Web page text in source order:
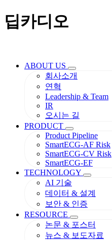
딥카디오
ABOUT US
회사소개
연혁
Leadership & Team
IR
오시는 길
PRODUCT
Product Pipeline
SmartECG-AF Risk
SmartECG-CV Risk
SmartECG-EF
TECHNOLOGY
AI 기술
데이터 & 설계
보안 & 인증
RESOURCE
논문 & 포스터
뉴스 & 보도자료